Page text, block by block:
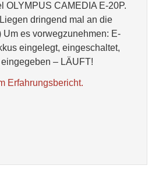
OLYMPUS CAMEDIA E-20P.
dringend mal an die
Um es vorwegzunehmen: E-
eingelegt, eingeschaltet,
– LÄUFT!
Erfahrungsbericht.